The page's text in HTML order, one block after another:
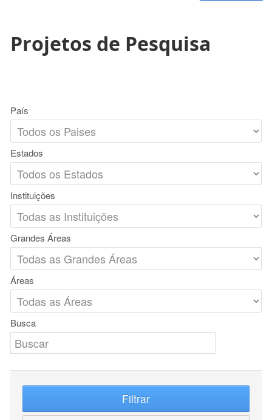
Projetos de Pesquisa
País
Estados
Instituições
Grandes Áreas
Áreas
Busca
Filtrar